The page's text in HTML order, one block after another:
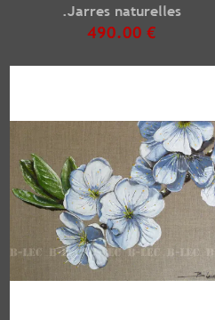
.Jarres naturelles
490.00 €